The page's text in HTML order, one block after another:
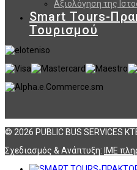
Αξιολόγηση της
Smart Tours-
Τουρισμού
© 2026 PUBLIC BUS SERVICES
Σχεδιασμός & Ανάπτυξη: ΙΜΕ